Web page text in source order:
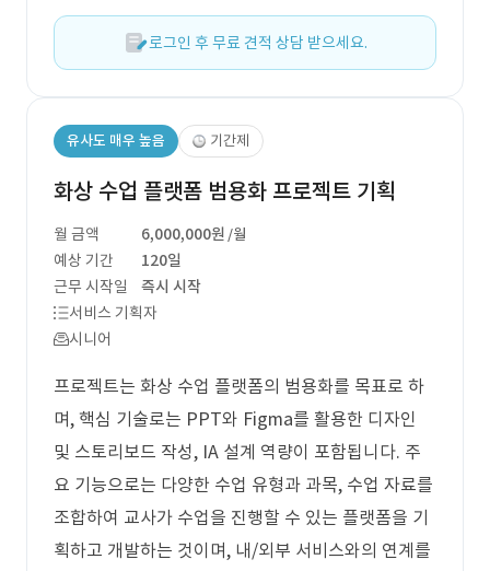
로그인 후 무료 견적 상담 받으세요.
유사도 매우 높음 기간제
화상 수업 플랫폼 범용화 프로젝트 기획
월 금액 6,000,000원 /월
예상 기간
120일
근무 시작일
즉시 시작
서비스 기획자
시니어
프로젝트는 화상 수업 플랫폼의 범용화를 목표로 하
며, 핵심 기술로는 PPT와 Figma를 활용한 디자인
및 스토리보드 작성, IA 설계 역량이 포함됩니다. 주
요 기능으로는 다양한 수업 유형과 과목, 수업 자료를
조합하여 교사가 수업을 진행할 수 있는 플랫폼을 기
획하고 개발하는 것이며, 내/외부 서비스와의 연계를